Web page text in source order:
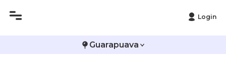
Login
Guarapuava